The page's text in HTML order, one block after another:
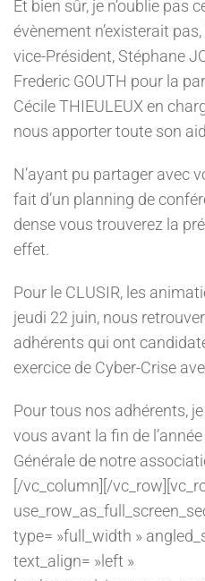
Et bien sûr, je n’oublie pas
évènement n’existerait
vice-Président, Stéphane
Frederic GOUTH pour la
Cécile THIEULEUX en
nous apporter toute son
N’ayant pu partager avec
fait d’un planning de
dense vous trouverez la
effet.
Pour le CLUSIR, les
jeudi 22 juin, nous
adhérents qui ont
exercice de Cyber-Crise
Pour tous nos adhérents,
vous avant la fin de
Générale de notre
[/vc_column][/
type= »full_width »
text_align= »left »